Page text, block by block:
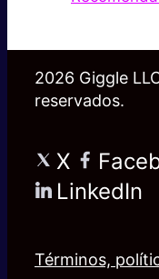
2026 Giggle
reservados.
X
LinkedIn
Términos,